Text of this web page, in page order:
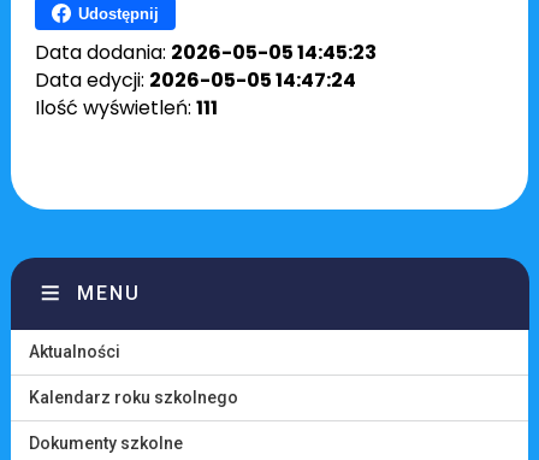
Udostępnij
Data dodania: 2026-05-05 14:45:23
Data edycji: 2026-05-05 14:47:24
Ilość wyświetleń: 111
MENU
Aktualności
Kalendarz roku szkolnego
Dokumenty szkolne